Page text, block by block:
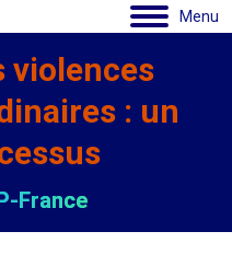
Menu
violences
: un
France